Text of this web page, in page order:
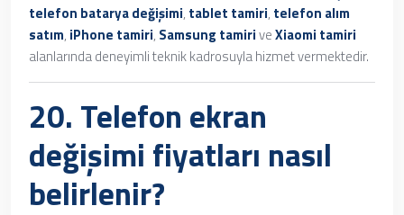
telefon batarya değişimi, tablet tamiri, telefon alım
satım, iPhone tamiri, Samsung tamiriveXiaomi tamiri
alanlarında deneyimli teknik kadrosuyla hizmet vermektedir.
20. Telefon ekran
değişimi fiyatları nasıl
belirlenir?